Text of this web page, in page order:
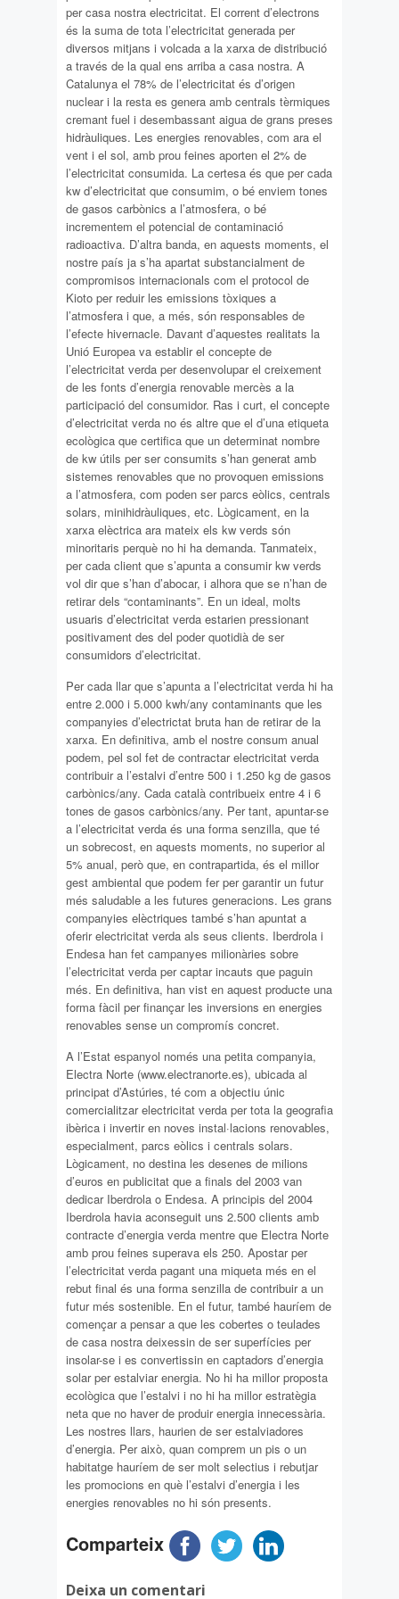
per casa nostra electricitat. El corrent d’electrons
és la suma de tota l’electricitat generada per
diversos mitjans i volcada a la xarxa de distribució
a través de la qual ens arriba a casa nostra. A
Catalunya el 78% de l’electricitat és d’origen
nuclear i la resta es genera amb centrals tèrmiques
cremant fuel i desembassant aigua de grans preses
hidràuliques. Les energies renovables, com ara el
vent i el sol, amb prou feines aporten el 2% de
l’electricitat consumida. La certesa és que per cada
kw d’electricitat que consumim, o bé enviem tones
de gasos carbònics a l’atmosfera, o bé
incrementem el potencial de contaminació
radioactiva. D’altra banda, en aquests moments, el
nostre país ja s’ha apartat substancialment de
compromisos internacionals com el protocol de
Kioto per reduir les emissions tòxiques a
l’atmosfera i que, a més, són responsables de
l’efecte hivernacle. Davant d’aquestes realitats la
Unió Europea va establir el concepte de
l’electricitat verda per desenvolupar el creixement
de les fonts d’energia renovable mercès a la
participació del consumidor. Ras i curt, el concepte
d’electricitat verda no és altre que el d’una etiqueta
ecològica que certifica que un determinat nombre
de kw útils per ser consumits s’han generat amb
sistemes renovables que no provoquen emissions
a l’atmosfera, com poden ser parcs eòlics, centrals
solars, minihidràuliques, etc. Lògicament, en la
xarxa elèctrica ara mateix els kw verds són
minoritaris perquè no hi ha demanda. Tanmateix,
per cada client que s’apunta a consumir kw verds
vol dir que s’han d’abocar, i alhora que se n’han de
retirar dels “contaminants”. En un ideal, molts
usuaris d’electricitat verda estarien pressionant
positivament des del poder quotidià de ser
consumidors d’electricitat.
Per cada llar que s’apunta a l’electricitat verda hi ha
entre 2.000 i 5.000 kwh/any contaminants que les
companyies d’electrictat bruta han de retirar de la
xarxa. En definitiva, amb el nostre consum anual
podem, pel sol fet de contractar electricitat verda
contribuir a l’estalvi d’entre 500 i 1.250 kg de gasos
carbònics/any. Cada català contribueix entre 4 i 6
tones de gasos carbònics/any. Per tant, apuntar-se
a l’electricitat verda és una forma senzilla, que té
un sobrecost, en aquests moments, no superior al
5% anual, però que, en contrapartida, és el millor
gest ambiental que podem fer per garantir un futur
més saludable a les futures generacions. Les grans
companyies elèctriques també s’han apuntat a
oferir electricitat verda als seus clients. Iberdrola i
Endesa han fet campanyes milionàries sobre
l’electricitat verda per captar incauts que paguin
més. En definitiva, han vist en aquest producte una
forma fàcil per finançar les inversions en energies
renovables sense un compromís concret.
A l’Estat espanyol només una petita companyia,
Electra Norte (www.electranorte.es), ubicada al
principat d’Astúries, té com a objectiu únic
comercialitzar electricitat verda per tota la geografia
ibèrica i invertir en noves instal·lacions renovables,
especialment, parcs eòlics i centrals solars.
Lògicament, no destina les desenes de milions
d’euros en publicitat que a finals del 2003 van
dedicar Iberdrola o Endesa. A principis del 2004
Iberdrola havia aconseguit uns 2.500 clients amb
contracte d’energia verda mentre que Electra Norte
amb prou feines superava els 250. Apostar per
l’electricitat verda pagant una miqueta més en el
rebut final és una forma senzilla de contribuir a un
futur més sostenible. En el futur, també hauríem de
començar a pensar a que les cobertes o teulades
de casa nostra deixessin de ser superfícies per
insolar-se i es convertissin en captadors d’energia
solar per estalviar energia. No hi ha millor proposta
ecològica que l’estalvi i no hi ha millor estratègia
neta que no haver de produir energia innecessària.
Les nostres llars, haurien de ser estalviadores
d’energia. Per això, quan comprem un pis o un
habitatge hauríem de ser molt selectius i rebutjar
les promocions en què l’estalvi d’energia i les
energies renovables no hi són presents.
Comparteix
Deixa un comentari